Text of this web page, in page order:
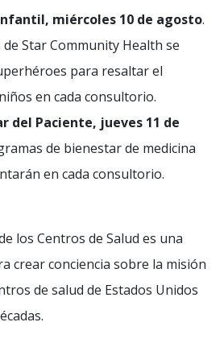
miércoles 10 de agosto.
Star Community Health se
para resaltar el
en cada consultorio.
del Paciente, jueves 11 de
de bienestar de medicina
en cada consultorio.
los Centros de Salud es una
crear conciencia sobre la misión
de salud de Estados Unidos